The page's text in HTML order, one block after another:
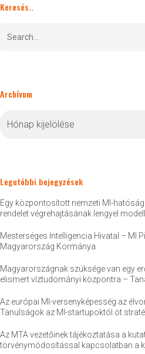
Keresés..
Archívum
Legutóbbi bejegyzések
Egy központosított nemzeti MI-
rendelet végrehajtásának lengyel
Mesterséges Intelligencia Hivatal – MI
Magyarország Kormánya
Magyarországnak szüksége van egy
elismert víztudományi központra –
Az európai MI-versenyképesség az
Tanulságok az MI-startupoktól öt
Az MTA vezetőinek tájékoztatása a
törvénymódosítással kapcsolatban a